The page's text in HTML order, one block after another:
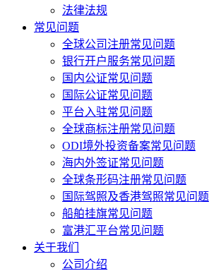
法律法规
常见问题
全球公司注册常见问题
银行开户服务常见问题
国内公证常见问题
国际公证常见问题
平台入驻常见问题
全球商标注册常见问题
ODI境外投资备案常见问题
海内外签证常见问题
全球条形码注册常见问题
国际驾照及香港驾照常见问题
船舶挂旗常见问题
富港汇平台常见问题
关于我们
公司介绍